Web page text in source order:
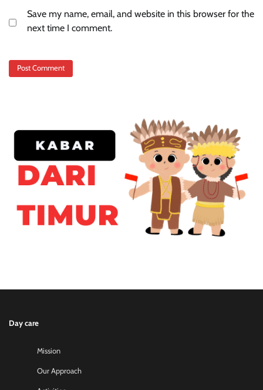
Save my name, email, and website in this browser for the
next time I comment.
Day care
Mission
Our Approach